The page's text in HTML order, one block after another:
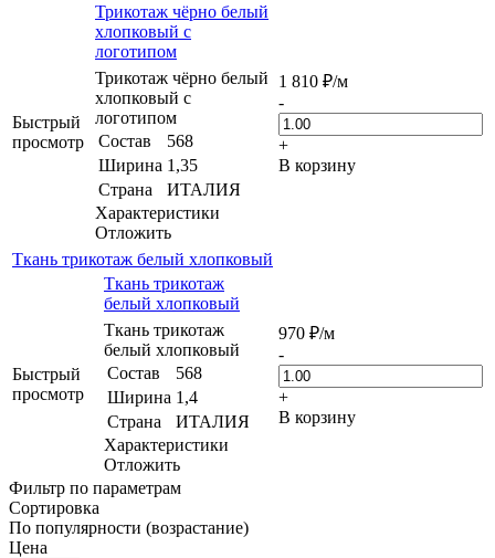
Быстрый
просмотр
Трикотаж чёрно белый
хлопковый с
логотипом
Трикотаж чёрно белый
хлопковый с
логотипом
Состав
568
Ширина 1,35
Страна
ИТАЛИЯ
Характеристики
Отложить
1 810 ₽/м
-
+
В корзину
Ткань трикотаж белый хлопковый
Быстрый
просмотр
Ткань трикотаж
белый хлопковый
Ткань трикотаж
белый хлопковый
Состав
568
Ширина 1,4
Страна
ИТАЛИЯ
Характеристики
Отложить
970 ₽/м
-
+
В корзину
Фильтр по параметрам
Сортировка
По популярности (возрастание)
Цена